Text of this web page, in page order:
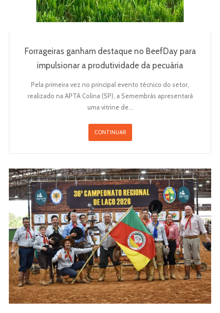
Forrageiras ganham destaque no BeefDay para
impulsionar a produtividade da pecuária
Pela primeira vez no principal evento técnico do setor,
realizado na APTA Colina (SP), a Semembrás apresentará
uma vitrine de…
CONTINUAR